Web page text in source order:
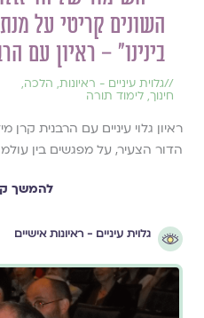
השונים קריטי על
בינינו" – ראיון עם
//גלוית עיניים - ראיונות, הלכה,
חינוך, לימוד תורה
ראיון גלוי עיניים עם הרבנית קרן
הדור הצעיר, על מפגשים בין
להמשך
גלוית עיניים - ראיונות אישיים